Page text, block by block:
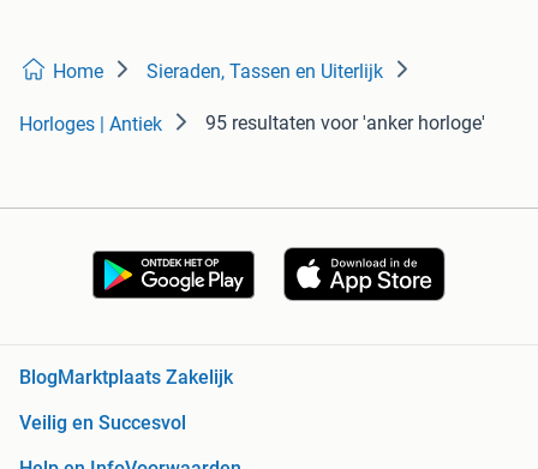
Home Sieraden, Tassen en Uiterlijk
Horloges | Antiek 95 resultaten voor 'anker horloge'
Blog Marktplaats Zakelijk
Veilig en Succesvol